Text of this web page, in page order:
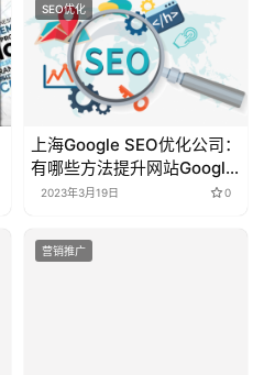
SEO优化
上海Google SEO优化公司：
有哪些方法提升网站Google
排名
2023年3月19日 0
营销推广